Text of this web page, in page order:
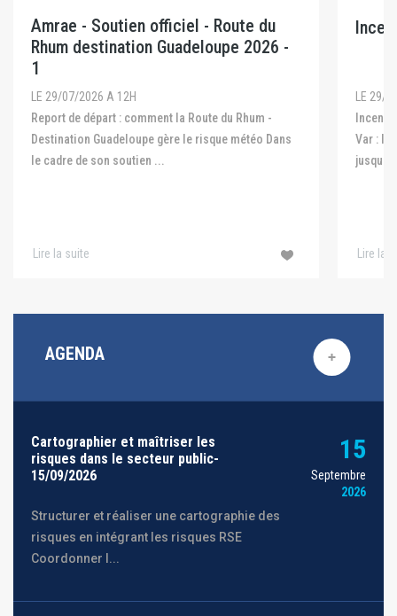
Amrae - Soutien officiel - Route du
Rhum destination Guadeloupe 2026 -
1
LE 29/07/2026 A 12H
Report de départ : comment la Route du Rhum -
Destination Guadeloupe gère le risque météo Dans
le cadre de son soutien ...
Lire la suite
LE 29/
Var : le
Lire la
AGENDA
Cartographier et maîtriser les
risques dans le secteur public-
15/09/2026
Structurer et réaliser une cartographie des
risques en intégrant les risques RSE
Coordonner l...
15
Septembre
2026